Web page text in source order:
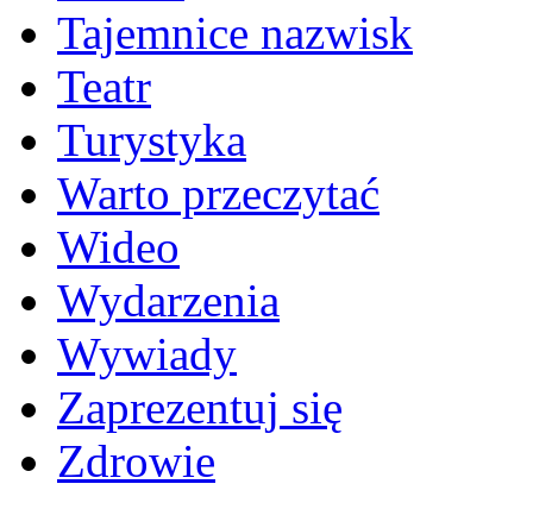
Tajemnice nazwisk
Teatr
Turystyka
Warto przeczytać
Wideo
Wydarzenia
Wywiady
Zaprezentuj się
Zdrowie